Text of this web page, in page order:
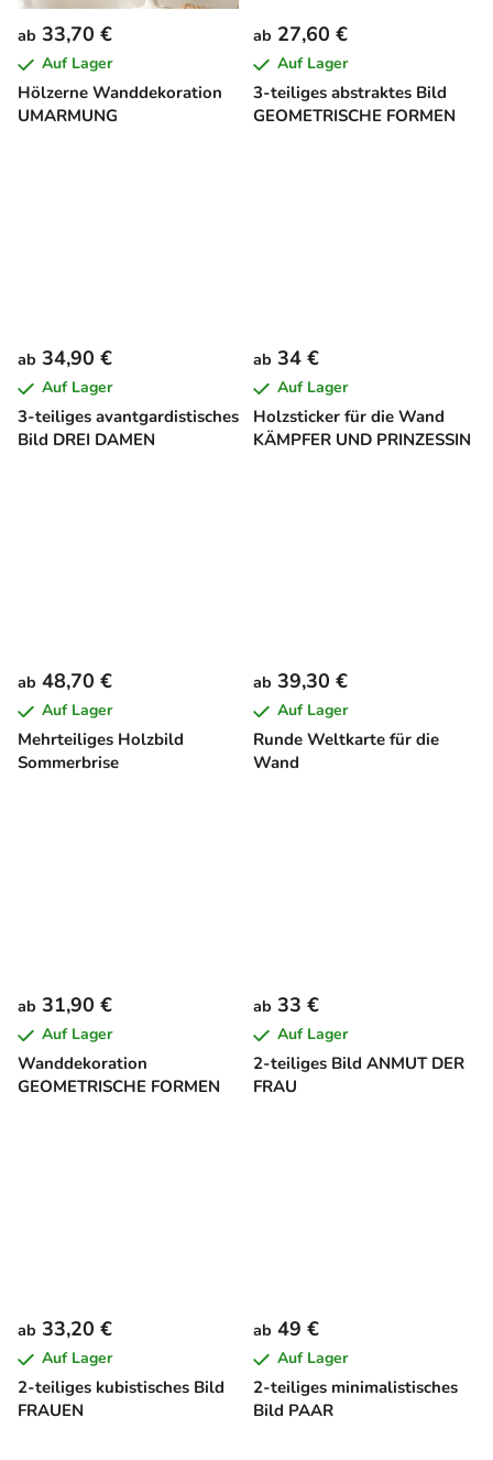
Hölzerne Wanddekoration
UMARMUNG
ab 33,70 €
Auf Lager
3-teiliges abstraktes Bild
GEOMETRISCHE FORMEN
ab 27,60 €
Auf Lager
3-teiliges avantgardistisches
Bild DREI DAMEN
ab 34,90 €
Auf Lager
Holzsticker für die Wand
KÄMPFER UND PRINZESSIN
ab 34 €
Auf Lager
Mehrteiliges Holzbild
Sommerbrise
ab 48,70 €
Auf Lager
Runde Weltkarte für die
Wand
ab 39,30 €
Auf Lager
Wanddekoration
GEOMETRISCHE FORMEN
ab 31,90 €
Auf Lager
2-teiliges Bild ANMUT DER
FRAU
ab 33 €
Auf Lager
2-teiliges kubistisches Bild
FRAUEN
ab 33,20 €
Auf Lager
2-teiliges minimalistisches
Bild PAAR
ab 49 €
Auf Lager